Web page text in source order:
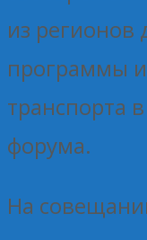
из регионов
программы
транспорта
форума.
На